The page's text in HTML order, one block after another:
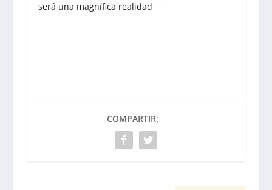
será una magnífica realidad
COMPARTIR: